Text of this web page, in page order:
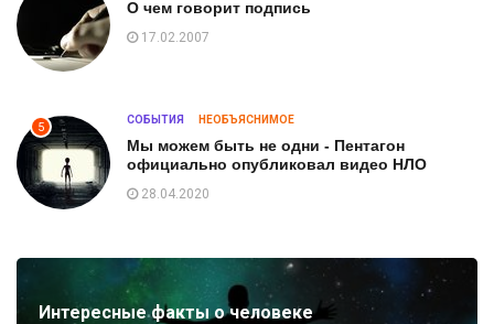
О чем говорит подпись
17.02.2007
5
СОБЫТИЯ НЕОБЪЯСНИМОЕ
Мы можем быть не одни - Пентагон
официально опубликовал видео НЛО
28.04.2020
Интересные факты о человеке